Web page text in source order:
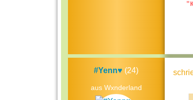
#Yenn♥ (24)
aus Wxnderland